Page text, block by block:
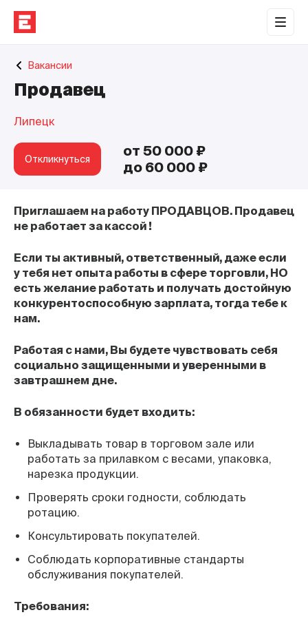
Торговые центры
Сотрудничество
О нас
Наши проекты
Вакансии
Продавец
Липецк
Откликнуться
от 50 000 ₽
до 60 000 ₽
Приглашаем на работу ПРОДАВЦОВ. Продавец
не работает за кассой !
Если ты активный, ответственный, даже если
у тебя нет опыта работы в сфере торговли, НО
есть желание работать и получать достойную
конкурентоспособную зарплата, тогда тебе к
нам.
Работая с нами, Вы будете чувствовать себя
социально защищенными и уверенными в
завтрашнем дне.
В обязанности будет входить:
Выкладывать товар в торговом зале или
работать за прилавком с весами, упаковка,
нарезка продукции.
Проверять сроки годности, соблюдать
ротацию.
Консультировать покупателей.
Соблюдать корпоративные стандарты
обслуживания покупателей.
Требования: